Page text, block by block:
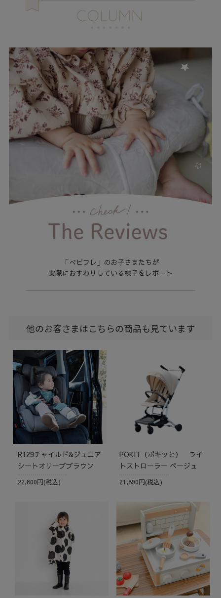
「べビフレ」のお子さまたちが
実際におすわりしている様子をレポート
他のお客さまはこちらの商品も見ています
R129チャイルド&ジュニア
シートオリーブブラウン
22,800円(税込)
POKIT（ポキッと） ライ
トストローラー ベージュ
21,890円(税込)